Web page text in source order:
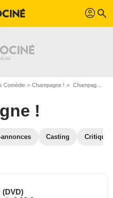
profil search
Comédie Champagne ! Champagne ! en DVD Blu Ray
!
annonces Casting
(DVD)